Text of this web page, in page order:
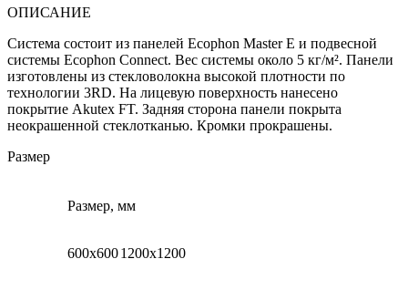
ОПИСАНИЕ
Система состоит из панелей Ecophon Master E и подвесной
системы Ecophon Connect. Вес системы около 5 кг/м². Панели
изготовлены из стекловолокна высокой плотности по
технологии 3RD. На лицевую поверхность нанесено
покрытие Akutex FT. Задняя сторона панели покрыта
неокрашенной стеклотканью. Кромки прокрашены.
Размер
Размер, мм
600x6001200x1200